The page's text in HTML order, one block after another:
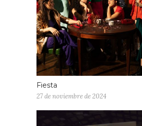
Fiesta
27 de noviembre de 2024